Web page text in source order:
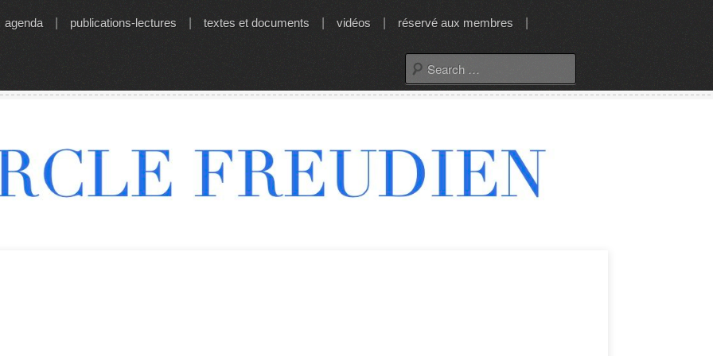
agenda publications-lectures textes et documents vidéos réservé aux membres
Search
for: